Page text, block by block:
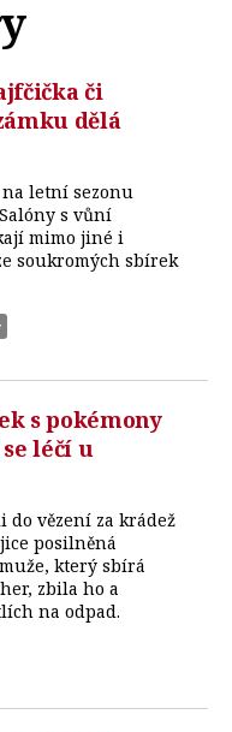
či
dělá
na letní sezonu
s vůní
mimo jiné i
soukromých sbírek
s pokémony
léčí u
do vězení za krádež
posilněná
který sbírá
zbila ho a
na odpad.